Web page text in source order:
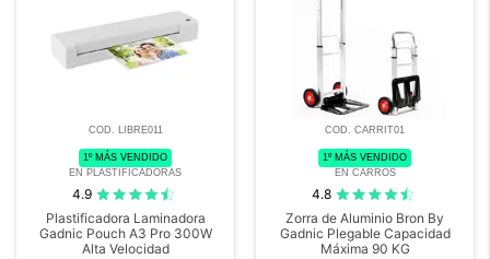
COD. LIBRE011
1º MÁS VENDIDO
EN PLASTIFICADORAS
4.9
Plastificadora Laminadora
Gadnic Pouch A3 Pro 300W
Alta Velocidad
COD. CARRIT01
1º MÁS VENDIDO
EN CARROS
4.8
Zorra de Aluminio Bron By
Gadnic Plegable Capacidad
Máxima 90 KG